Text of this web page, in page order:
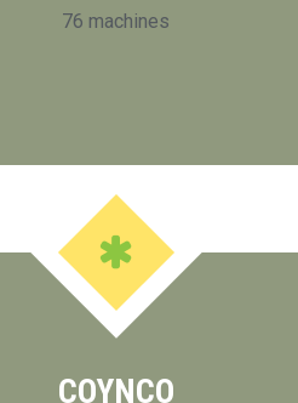
76 machines
COYNCO